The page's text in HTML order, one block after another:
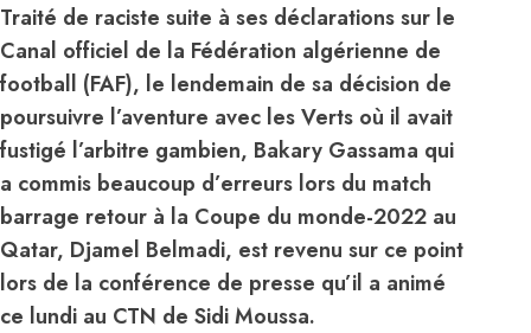
Traité de raciste suite à ses déclarations sur le
Canal officiel de la Fédération algérienne de
football (FAF), le lendemain de sa décision de
poursuivre l’aventure avec les Verts où il avait
fustigé l’arbitre gambien, Bakary Gassama qui
a commis beaucoup d’erreurs lors du match
barrage retour à la Coupe du monde-2022 au
Qatar, Djamel Belmadi, est revenu sur ce point
lors de la conférence de presse qu’il a animé
ce lundi au CTN de Sidi Moussa.